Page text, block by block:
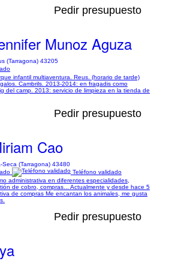
Pedir presupuesto
Munoz Aguza
(Tarragona) 43205
infantil multiaventura. Reus. (horario de tarde)
Cambrils. 2013-2014: en fragadis como
del camp. 2013: servicio de limpieza en la tienda de
Pedir presupuesto
Cao
Seca (Tarragona) 43480
Teléfono validado
administrativa en diferentes especialidades,
de cobro, compras... Actualmente y desde hace 5
de compras Me encantan los animales, me gusta
Pedir presupuesto